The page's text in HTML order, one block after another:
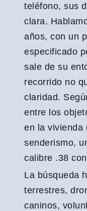
teléfono, sus
clara.
años, con un
especificado
sale de su
recorrido no
claridad.
entre los
en la vivienda
senderismo,
calibre .38
La búsqueda
terrestres,
caninos,